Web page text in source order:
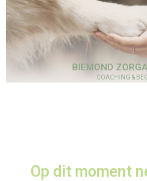
COACHING &
BIEMOND
Op dit moment